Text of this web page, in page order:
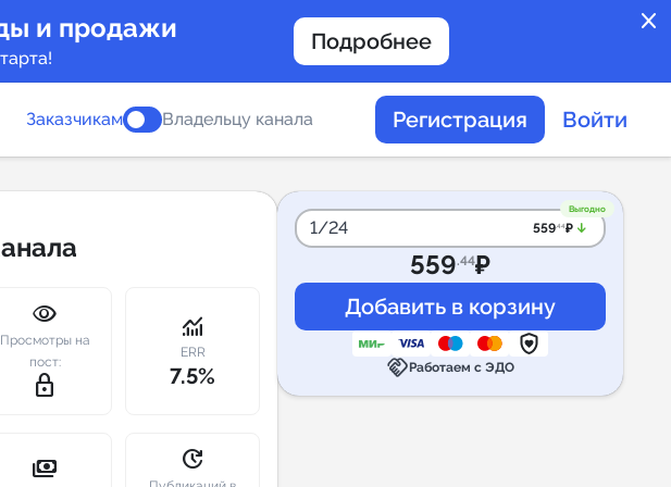
close
и продажи Подробнее
Индекс читаемости каналов в
Telegram
New
сопровождение
Заказчикам Владельцу канала Регистрация Войти
visibility
Просмотры на
пост:
lock_outline
monitoring
ERR
7.5%
payments update
Выгодно
1/24 559.44₽ arrow_downward_alt
559.44₽
handshakeРаботаем с ЭДО